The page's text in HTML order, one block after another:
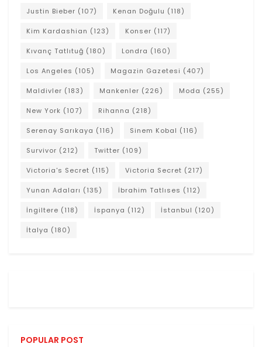
Justin Bieber (107) Kenan Doğulu (118)
Kim Kardashian (123) Konser (117)
Kıvanç Tatlıtuğ (180) Londra (160)
Los Angeles (105) Magazin Gazetesi (407)
Maldivler (183) Mankenler (226) Moda (255)
New York (107) Rihanna (218)
Serenay Sarıkaya (116) Sinem Kobal (116)
Survivor (212) Twitter (109)
Victoria's Secret (115) Victoria Secret (217)
Yunan Adaları (135) İbrahim Tatlıses (112)
İngiltere (118) İspanya (112) İstanbul (120)
İtalya (180)
POPULAR POST